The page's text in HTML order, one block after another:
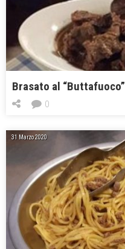
Brasato al “Buttafuoco”
0
31 Marzo 2020